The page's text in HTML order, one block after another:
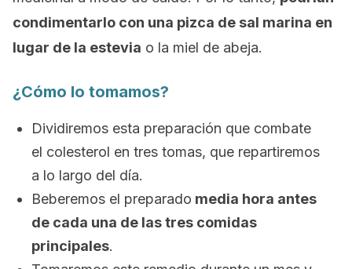
condimentarlo con una pizca de sal marina en
lugar de la estevia o la miel de abeja.
¿Cómo lo tomamos?
Dividiremos esta preparación que combate
el colesterol en tres tomas, que repartiremos
a lo largo del día.
Beberemos el preparado media hora antes
de cada una de las tres comidas
principales.